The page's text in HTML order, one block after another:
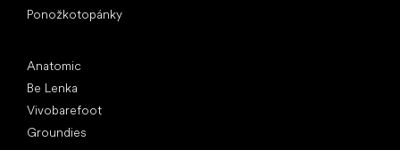
Ponožkotopánky
Anatomic
Be Lenka
Vivobarefoot
Groundies